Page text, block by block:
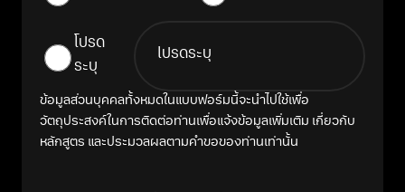
โปรด
ระบุ
ข้อมูลส่วนบุคคลทั้งหมดในแบบฟอร์มนี้จะนำไปใช้เพื่อ
วัตถุประสงค์ในการติดต่อท่านเพื่อแจ้งข้อมูลเพิ่มเติม เกี่ยวกับ
หลักสูตร และประมวลผลตามคำขอของท่านเท่านั้น